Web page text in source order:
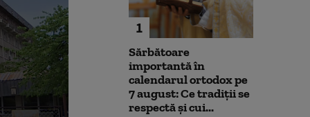
1
Sărbătoare
importantă în
calendarul ortodox pe
7 august: Ce tradiții se
respectă și cui...